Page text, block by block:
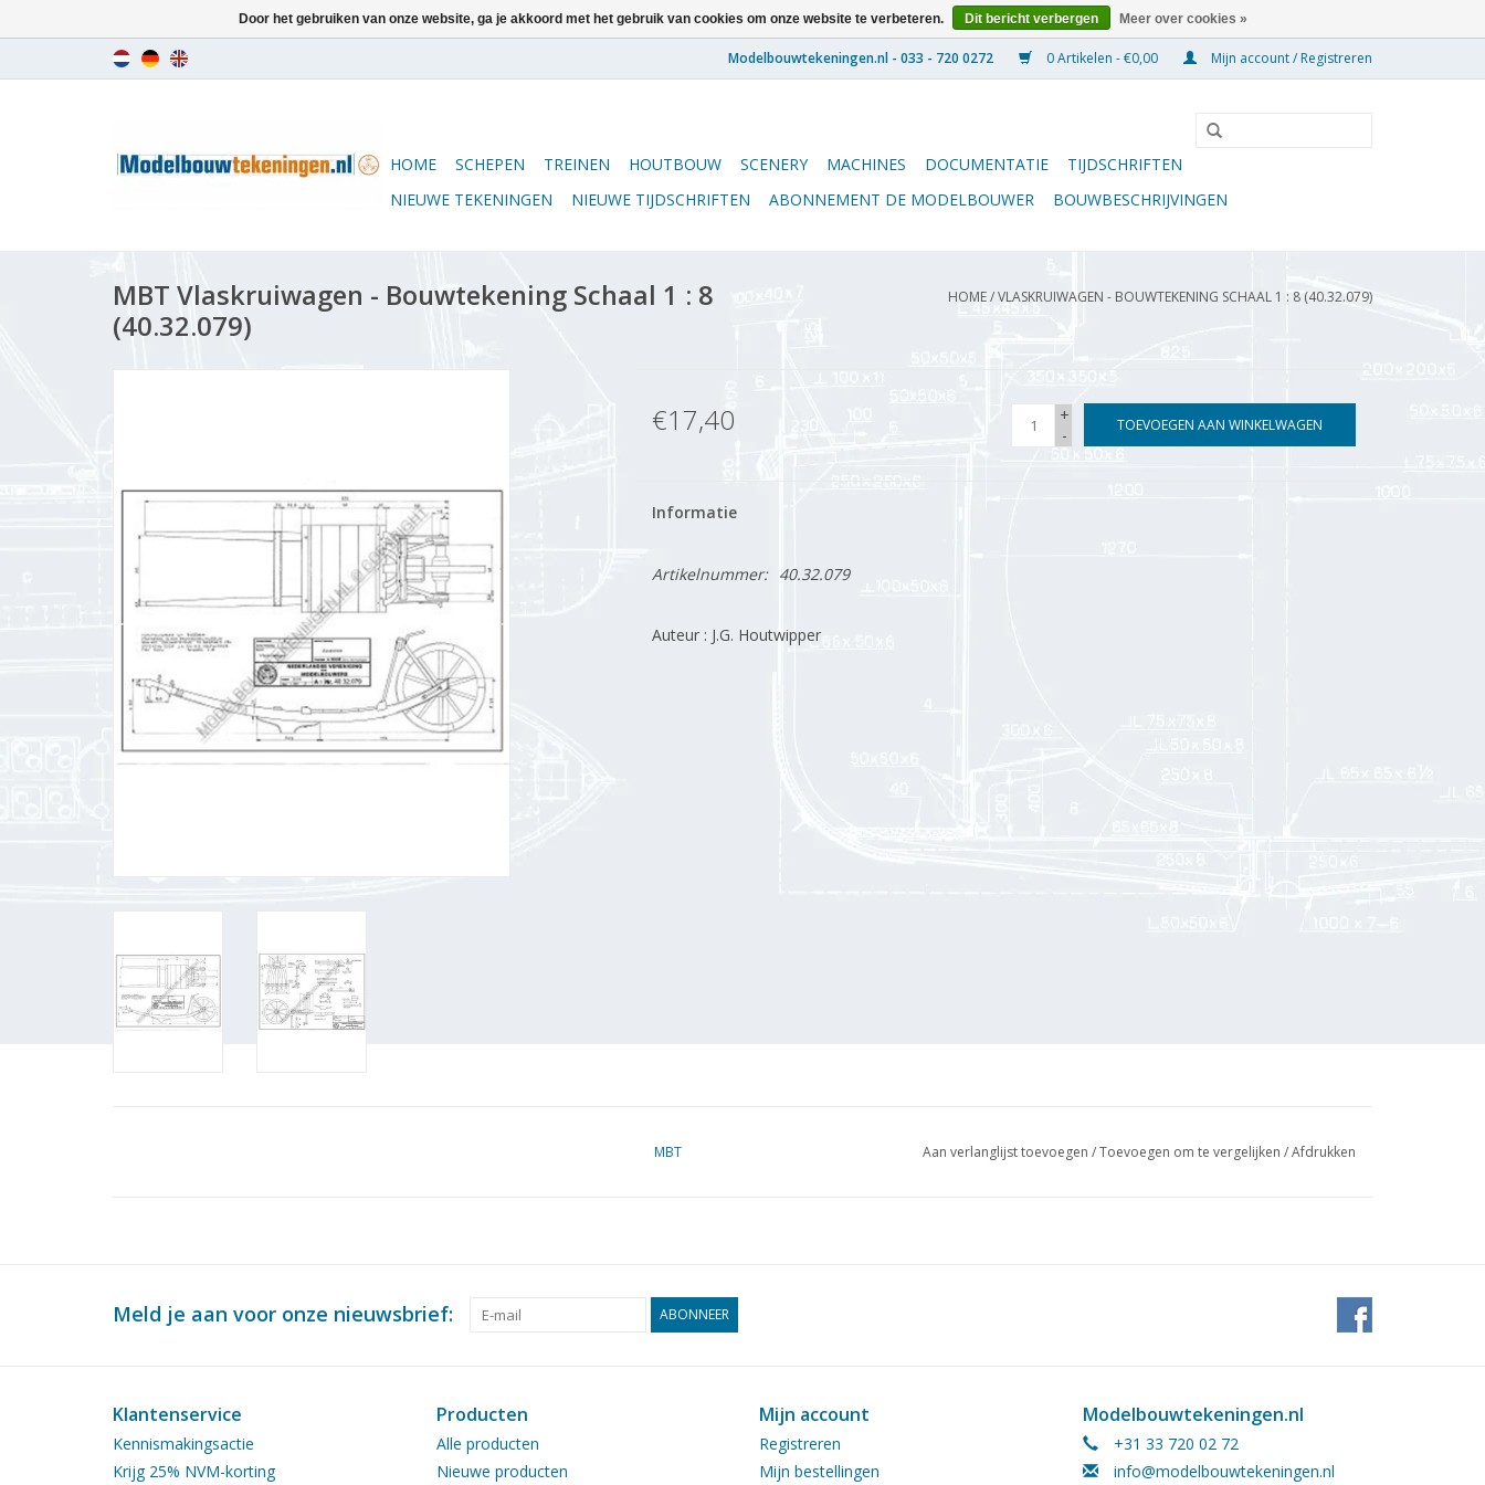
0 Artikelen - €0,00 Mijn account / Registreren
HOME SCHEPEN TREINEN HOUTBOUW SCENERY MACHINES DOCUMENTATIE
TIJDSCHRIFTEN
NIEUWE TEKENINGEN
NIEUWE TIJDSCHRIFTEN ABONNEMENT DE MODELBOUWER BOUWBESCHRIJVINGEN
MBT Vlaskruiwagen - Bouwtekening Schaal 1 : 8
(40.32.079)
HOME/VLASKRUIWAGEN - BOUWTEKENING SCHAAL 1 : 8 (40.32.079)
€17,40
+
-
TOEVOEGEN AAN WINKELWAGEN
Informatie
Artikelnummer: 40.32.079
Auteur : J.G. Houtwipper
MBT Aan verlanglijst toevoegen /Toevoegen om te vergelijken /Afdrukken
Meld je aan voor onze nieuwsbrief: ABONNEER
Klantenservice
Kennismakingsactie
Krijg 25% NVM-korting
Producten
Alle producten
Nieuwe producten
Mijn account
Registreren
Mijn bestellingen
Modelbouwtekeningen.nl
+31 33 720 02 72
info@modelbouwtekeningen.nl
Door het gebruiken van onze website, ga je akkoord met het gebruik van cookies om onze website te verbeteren. Dit bericht verbergen Meer over cookies »